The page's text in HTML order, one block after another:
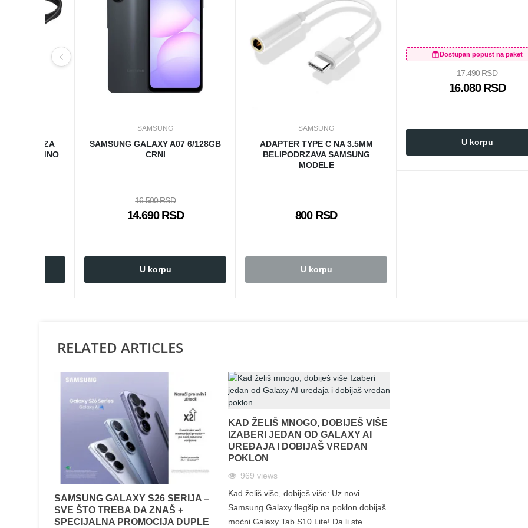
PUNJA ZA
25W TAMNO
SAMSUNG
SAMSUNG GALAXY A07 6/128GB
CRNI
16.500 RSD
14.690 RSD
U korpu
SAMSUNG
ADAPTER TYPE C NA 3.5MM
BELIPODRZAVA SAMSUNG
MODELE
800 RSD
U korpu
Dostupan popust na paket
17.490 RSD
16.080 RSD
U korpu
RELATED ARTICLES
SAMSUNG GALAXY S26 SERIJA –
SVE ŠTO TREBA DA ZNAŠ +
SPECIJALNA PROMOCIJA DUPLE
KAD ŽELIŠ MNOGO, DOBIJEŠ VIŠE
IZABERI JEDAN OD GALAXY AI
UREĐAJA I DOBIJAŠ VREDAN
POKLON
969 views
Kad želiš više, dobiješ više: Uz novi
Samsung Galaxy flegšip na poklon dobijaš
moćni Galaxy Tab S10 Lite! Da li ste...